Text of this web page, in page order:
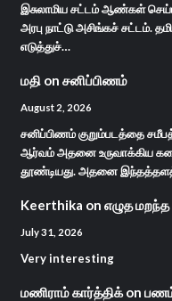
இசுலாமிய சட்டம் ஆண்கள்
அரபு நாட்டு அசிங்கச் சட்டம்.
எடுத்துச்…
மதி on சனிப்பிணம்
August 2, 2026
சனிப்பிணம் குறும்படத்தை
ஆர்வம் அதனை உருவாக்கிய
தூண்டியது. அதனை
Keerthika on எழுத
July 31, 2026
Very interesting
மணிராம் கார்த்திக்on பணம்